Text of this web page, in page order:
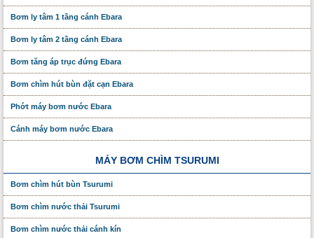
Bơm ly tâm 1 tầng cánh Ebara
Bơm ly tâm 2 tầng cánh Ebara
Bơm tăng áp trục đứng Ebara
Bơm chìm hút bùn đặt cạn Ebara
Phớt máy bơm nước Ebara
Cánh máy bơm nước Ebara
MÁY BƠM CHÌM TSURUMI
Bơm chìm hút bùn Tsurumi
Bơm chìm nước thải Tsurumi
Bơm chìm nước thải cánh kín